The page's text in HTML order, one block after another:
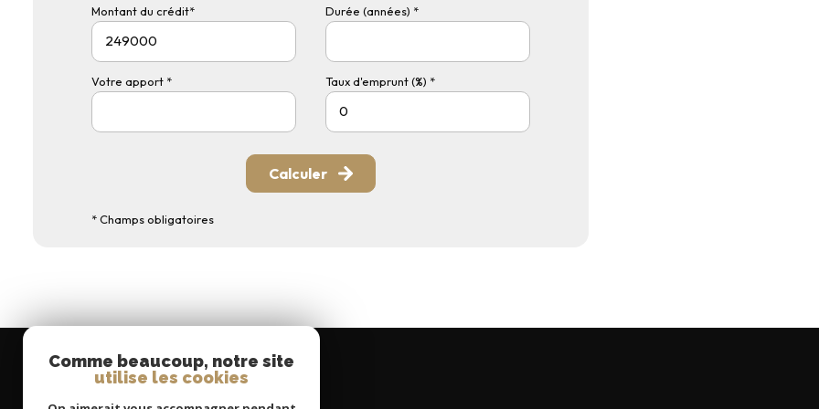
Montant du crédit* Durée (années) *
Votre apport * Taux d'emprunt (%) *
Calculer
* Champs obligatoires
Comme beaucoup, notre site
utilise les cookies